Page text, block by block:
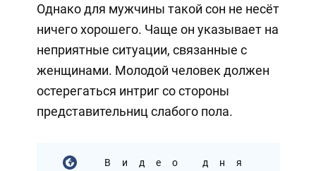
Однако для мужчины такой сон не несёт
ничего хорошего. Чаще он указывает на
неприятные ситуации, связанные с
женщинами. Молодой человек должен
остерегаться интриг со стороны
представительниц слабого пола.
Видео дня